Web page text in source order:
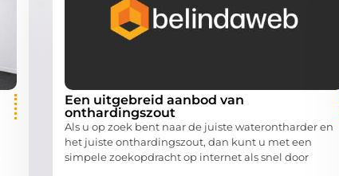
Een uitgebreid aanbod van
onthardingszout
Als u op zoek bent naar de juiste waterontharder en
het juiste onthardingszout, dan kunt u met een
simpele zoekopdracht op internet als snel door